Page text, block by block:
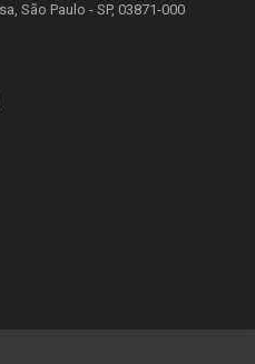
São Paulo - SP, 03871-000